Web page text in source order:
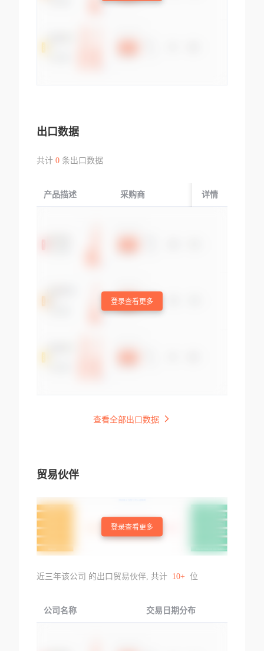
出口数据
共计 0条出口数据
产品描述 采购商 起运国/地区
详情
登录查看更多
查看全部出口数据
贸易伙伴
登录查看更多
近三年该公司 的出口贸易伙伴, 共计 10+ 位
公司名称 交易日期分布